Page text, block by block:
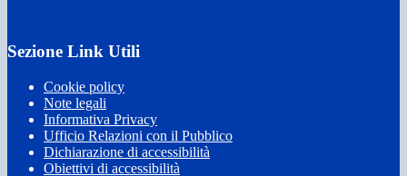
Sezione Link Utili
Cookie policy
Note legali
Informativa Privacy
Ufficio Relazioni con il Pubblico
Dichiarazione di accessibilità
Obiettivi di accessibilità